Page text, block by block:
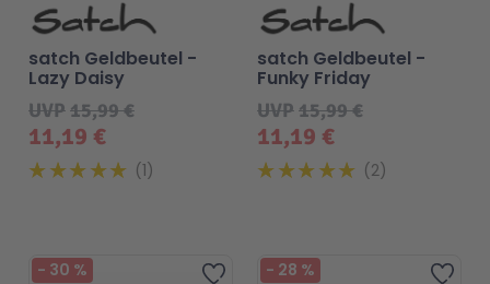
11,19 €
UVP15,99 €
satch Geldbeutel -
Lazy Daisy
1
11,19 €
UVP15,99 €
satch Geldbeutel -
Funky Friday
2
Zur Wunschliste hinzufügen
- 30 % Zur
- 28 %